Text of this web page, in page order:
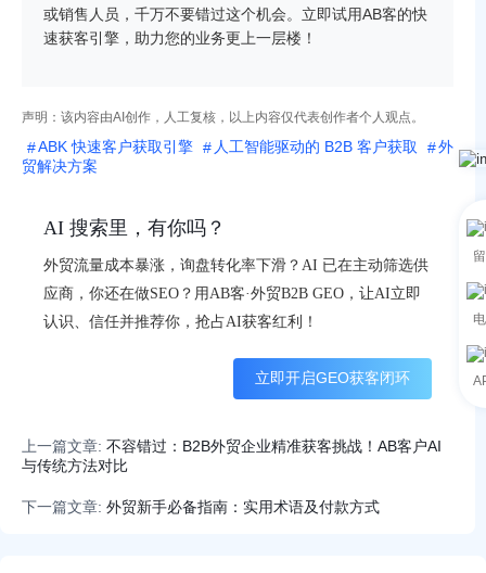
或销售人员，千万不要错过这个机会。立即试用AB客的快
速获客引擎，助力您的业务更上一层楼！
声明：该内容由AI创作，人工复核，以上内容仅代表创作者个人观点。
ABK 快速客户获取引擎 人工智能驱动的 B2B 客户获取
外
贸解决方案
AI 搜索里，有你吗？
外贸流量成本暴涨，询盘转化率下滑？AI 已在主动筛选供
应商，你还在做SEO？用AB客·外贸B2B GEO，让AI立即
认识、信任并推荐你，抢占AI获客红利！
立即开启GEO获客闭环
上一篇文章: 不容错过：B2B外贸企业精准获客挑战！AB客户AI
与传统方法对比
下一篇文章: 外贸新手必备指南：实用术语及付款方式